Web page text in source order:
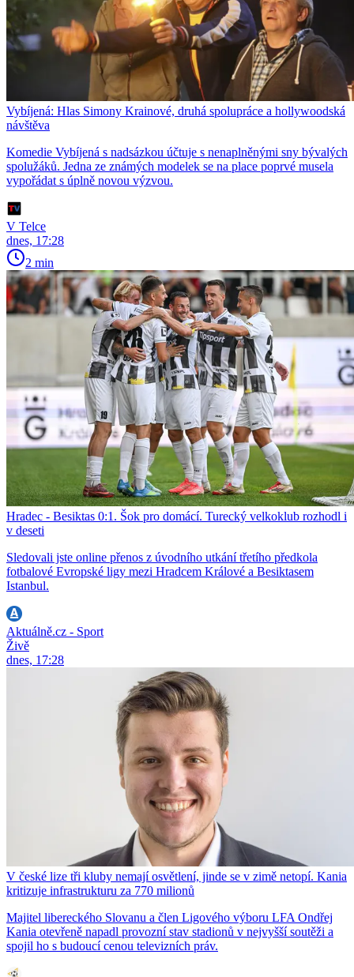
Vybíjená: Hlas Simony Krainové, druhá spolupráce a hollywoodská
návštěva
Komedie Vybíjená s nadsázkou účtuje s nenaplněnými sny bývalých
spolužáků. Jedna ze známých modelek se na place poprvé musela
vypořádat s úplně novou výzvou.
V Telce
dnes, 17:28
2 min
Hradec - Besiktas 0:1. Šok pro domácí. Turecký velkoklub rozhodl i
v deseti
Sledovali jste online přenos z úvodního utkání třetího předkola
fotbalové Evropské ligy mezi Hradcem Králové a Besiktasem
Istanbul.
Aktuálně.cz - Sport
Živě
dnes, 17:28
V české lize tři kluby nemají osvětlení, jinde se v zimě netopí. Kania
kritizuje infrastrukturu za 770 milionů
Majitel libereckého Slovanu a člen Ligového výboru LFA Ondřej
Kania otevřeně napadl provozní stav stadionů v nejvyšší soutěži a
spojil ho s budoucí cenou televizních práv.